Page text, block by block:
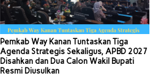
Pemkab Way Kanan Tuntaskan Tiga
Agenda Strategis Sekaligus, APBD 2027
Disahkan dan Dua Calon Wakil Bupati
Resmi Diusulkan